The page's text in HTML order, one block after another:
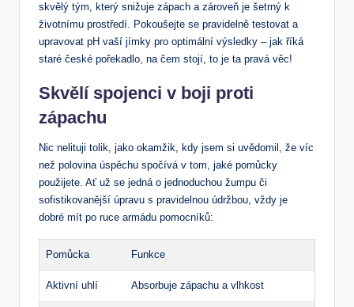
skvělý tým, který snižuje zápach a zároveň je šetrný k
životnímu prostředí. Pokoušejte se pravidelně testovat a
upravovat pH vaší jímky pro optimální výsledky – jak říká
staré české pořekadlo, na čem stojí, to je ta pravá věc!
Skvělí spojenci v boji proti
zápachu
Nic nelituji tolik, jako okamžik, kdy jsem si uvědomil, že víc
než polovina úspěchu spočívá v tom, jaké pomůcky
použijete. Ať už se jedná o jednoduchou žumpu či
sofistikovanější úpravu s pravidelnou údržbou, vždy je
dobré mít po ruce armádu pomocníků:
Pomůcka Funkce
Aktivní uhlí Absorbuje zápachu a vlhkost